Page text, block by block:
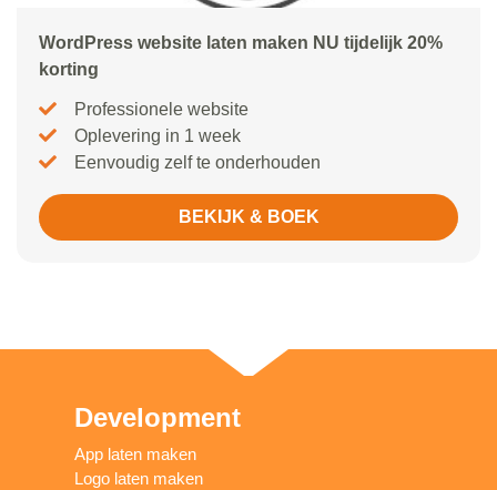
WordPress website laten maken NU tijdelijk 20%
korting
Professionele website
Oplevering in 1 week
Eenvoudig zelf te onderhouden
BEKIJK & BOEK
Development
App laten maken
Logo laten maken